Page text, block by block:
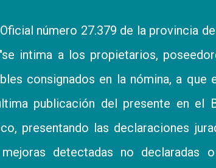
número 27.379 de la provincia
intima a los propietarios,
consignados en la nómina, a que
publicación del presente en el
presentando las declaraciones
detectadas no declaradas